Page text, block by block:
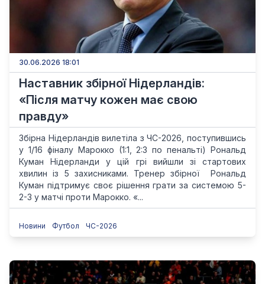
30.06.2026 18:01
Наставник збірної Нідерландів:
«Після матчу кожен має свою
правду»
Збірна Нідерландів вилетіла з ЧС-2026, поступившись
у 1/16 фіналу Марокко (1:1, 2:3 по пенальті) Рональд
Куман Нідерланди у цій грі вийшли зі стартових
хвилин із 5 захисниками. Тренер збірної Рональд
Куман підтримує своє рішення грати за системою 5-
2-3 у матчі проти Марокко. «...
Новини Футбол ЧС-2026